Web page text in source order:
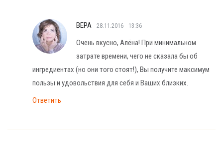
ВЕРА 28.11.2016 13:36
Очень вкусно, Алёна! При минимальном
затрате времени, чего не сказала бы об
ингредиентах (но они того стоят!), Вы получите максимум
пользы и удовольствия для себя и Ваших близких.
Ответить